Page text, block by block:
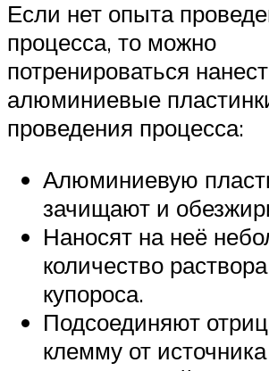
Если нет опыта
процесса, то можно
потренироваться
алюминиевые
проведения процесса:
Алюминиевую
зачищают и
Наносят на неё
количество
купороса.
Подсоединяют
клемму от